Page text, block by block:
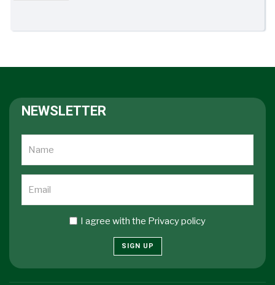
NEWSLETTER
I agree with the Privacy policy
SIGN UP